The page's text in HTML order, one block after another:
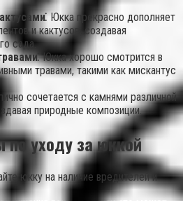
Юкка прекрасно дополняет
и кактусов, создавая
сада.
Юкка хорошо смотрится в
травами, такими как мискантус
сочетается с камнями различной
природные композиции.
уходу за юккой
юкку на наличие вредителей и